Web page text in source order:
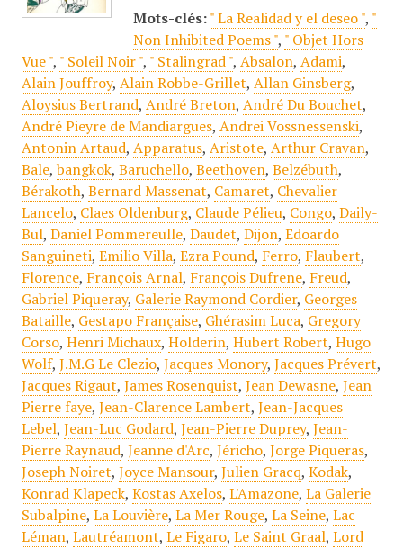
Mots-clés: " La Realidad y el deseo ", "
Non Inhibited Poems ", " Objet Hors
Vue ", " Soleil Noir ", " Stalingrad ", Absalon, Adami,
Alain Jouffroy, Alain Robbe-Grillet, Allan Ginsberg,
Aloysius Bertrand, André Breton, André Du Bouchet,
André Pieyre de Mandiargues, Andrei Vossnessenski,
Antonin Artaud, Apparatus, Aristote, Arthur Cravan,
Bale,bangkok, Baruchello, Beethoven, Belzébuth,
Bérakoth, Bernard Massenat, Camaret, Chevalier
Lancelo, Claes Oldenburg, Claude Pélieu, Congo, Daily-
Bul, Daniel Pommereulle, Daudet, Dijon, Edoardo
Sanguineti, Emilio Villa, Ezra Pound, Ferro, Flaubert,
Florence, François Arnal, François Dufrene, Freud,
Gabriel Piqueray, Galerie Raymond Cordier, Georges
Bataille, Gestapo Française, Ghérasim Luca, Gregory
Corso, Henri Michaux, Holderin, Hubert Robert, Hugo
Wolf, J.M.G Le Clezio, Jacques Monory, Jacques Prévert,
Jacques Rigaut, James Rosenquist, Jean Dewasne, Jean
Pierre faye, Jean-Clarence Lambert, Jean-Jacques
Lebel, Jean-Luc Godard, Jean-Pierre Duprey, Jean-
Pierre Raynaud, Jeanne d'Arc, Jéricho, Jorge Piqueras,
Joseph Noiret, Joyce Mansour, Julien Gracq, Kodak,
Konrad Klapeck, Kostas Axelos, L'Amazone, La Galerie
Subalpine, La Louvière, La Mer Rouge, La Seine, Lac
Léman, Lautréamont, Le Figaro, Le Saint Graal, Lord